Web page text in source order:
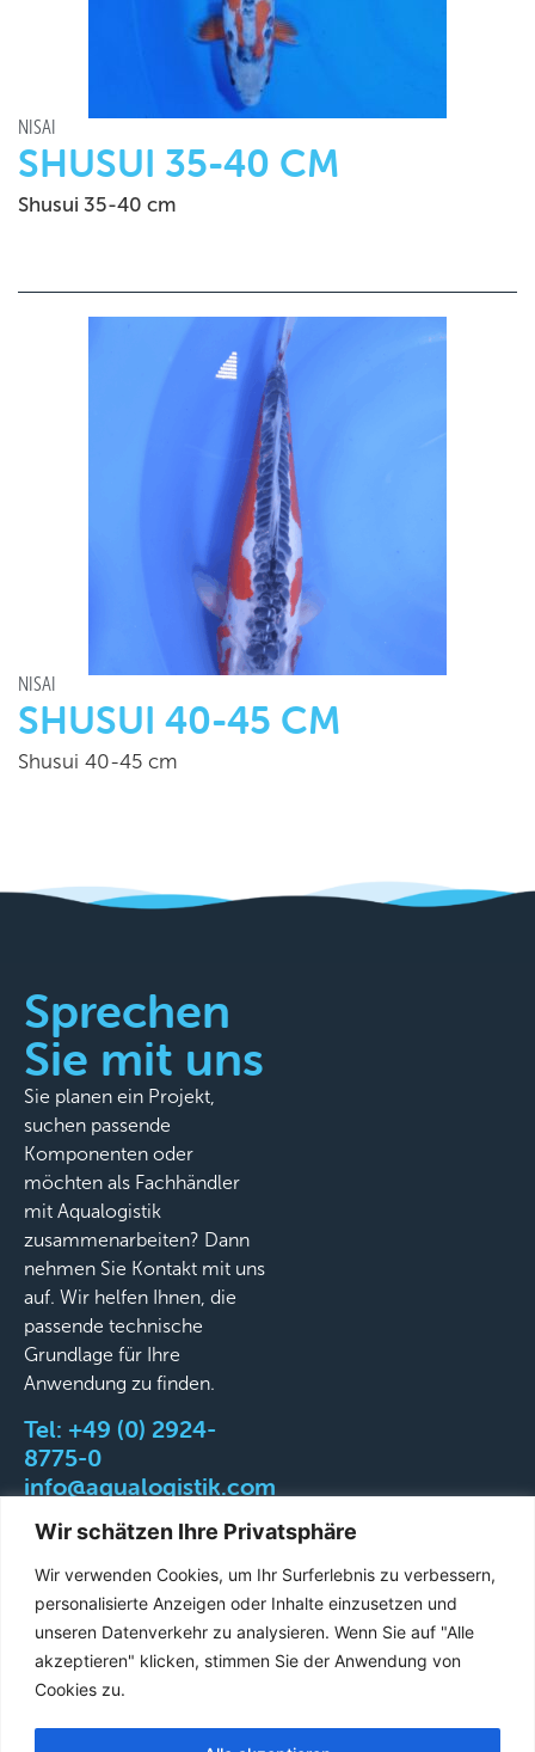
Wir schätzen Ihre Privatsphäre
Wir verwenden Cookies, um Ihr Surferlebnis zu verbessern,
personalisierte Anzeigen oder Inhalte einzusetzen und
unseren Datenverkehr zu analysieren. Wenn Sie auf "Alle
akzeptieren" klicken, stimmen Sie der Anwendung von
Cookies zu.
NISAI
SHUSUI 35-40 CM
Shusui 35-40 cm
NISAI
SHUSUI 40-45 CM
Shusui 40-45 cm
Sprechen
Sie mit uns
Sie planen ein Projekt,
suchen passende
Komponenten oder
möchten als Fachhändler
mit Aqualogistik
zusammenarbeiten? Dann
nehmen Sie Kontakt mit uns
auf. Wir helfen Ihnen, die
passende technische
Grundlage für Ihre
Anwendung zu finden.
Tel: +49 (0) 2924-
8775-0
info@aqualogistik.com
©
2026
Aqualogistik.
AGB Impressum Datenschutz
Liefer-&
Versandbedingungen